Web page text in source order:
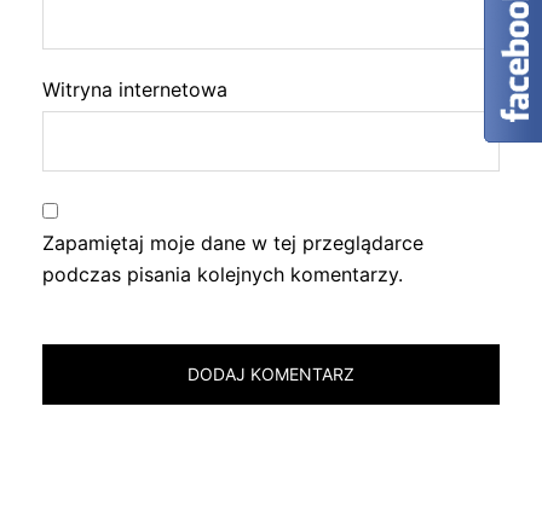
Witryna internetowa
Zapamiętaj moje dane w tej przeglądarce
podczas pisania kolejnych komentarzy.